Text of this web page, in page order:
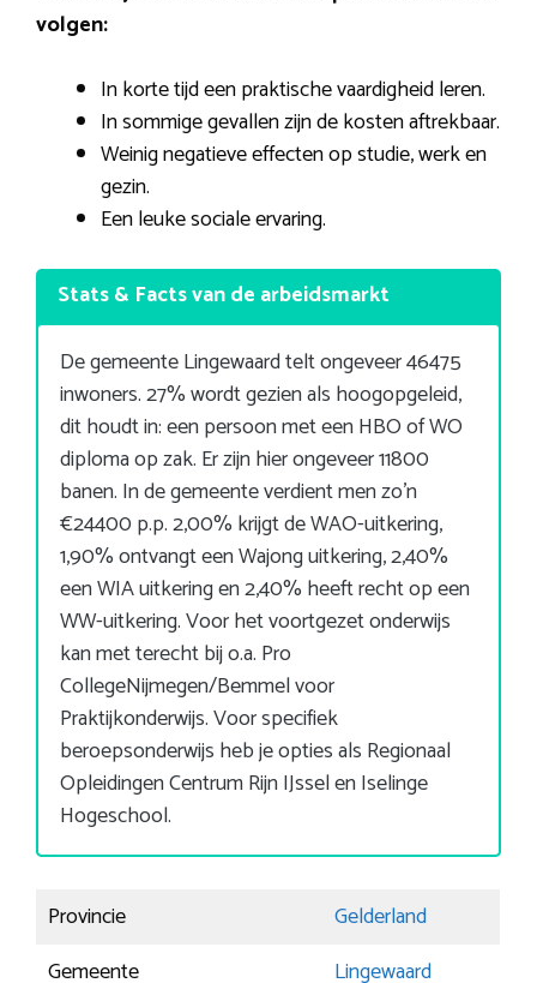
volgen:
In korte tijd een praktische vaardigheid leren.
In sommige gevallen zijn de kosten aftrekbaar.
Weinig negatieve effecten op studie, werk en
gezin.
Een leuke sociale ervaring.
Stats & Facts van de arbeidsmarkt
De gemeente Lingewaard telt ongeveer 46475
inwoners. 27% wordt gezien als hoogopgeleid,
dit houdt in: een persoon met een HBO of WO
diploma op zak. Er zijn hier ongeveer 11800
banen. In de gemeente verdient men zo’n
€24400 p.p. 2,00% krijgt de WAO-uitkering,
1,90% ontvangt een Wajong uitkering, 2,40%
een WIA uitkering en 2,40% heeft recht op een
WW-uitkering. Voor het voortgezet onderwijs
kan met terecht bij o.a. Pro
CollegeNijmegen/Bemmel voor
Praktijkonderwijs. Voor specifiek
beroepsonderwijs heb je opties als Regionaal
Opleidingen Centrum Rijn IJssel en Iselinge
Hogeschool.
Provincie
Gelderland
Gemeente
Lingewaard